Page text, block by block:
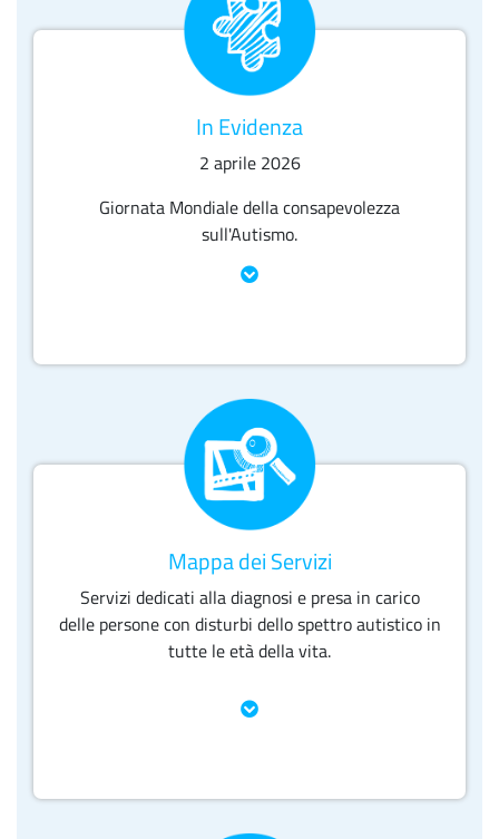
In Evidenza
2 aprile 2026
Giornata Mondiale della consapevolezza
sull'Autismo.
Mappa dei Servizi
Servizi dedicati alla diagnosi e presa in carico
delle persone con disturbi dello spettro autistico in
tutte le età della vita.